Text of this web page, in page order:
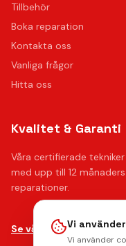
Tillbehör
Boka reparation
Kontakta oss
Vanliga frågor
Hitta oss
Kvalitet & Garanti
Våra certifierade
med upp till 12
reparationer.
Se våra reparationer →
Vi
Vi använder